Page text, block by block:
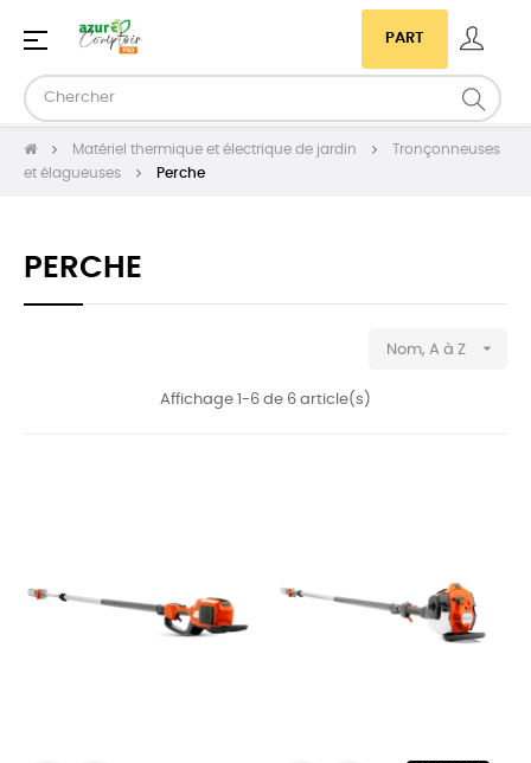
PART
Basculer
navigation
☰
Matériel thermique et électrique de jardin
Tronçonneuses
et élagueuses
Perche
PERCHE
Nom, A à Z 
Affichage 1-6 de 6 article(s)